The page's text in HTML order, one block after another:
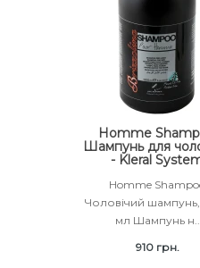
Homme
Шампунь для
- Kleral
Homme
Чоловічий
мл Шампунь н..
910 грн.